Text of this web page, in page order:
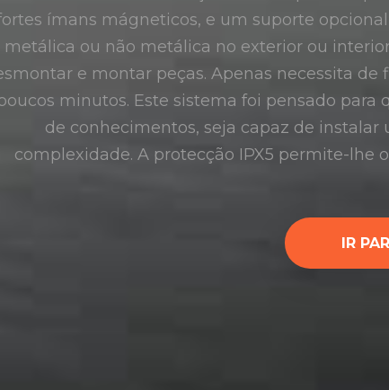
ímans mágneticos, e um suporte
metálica ou não metálica no exterior ou
e montar peças. Apenas necessita
minutos. Este sistema foi pensado
de conhecimentos, seja capaz de
complexidade. A protecção IPX5 permite-
IR